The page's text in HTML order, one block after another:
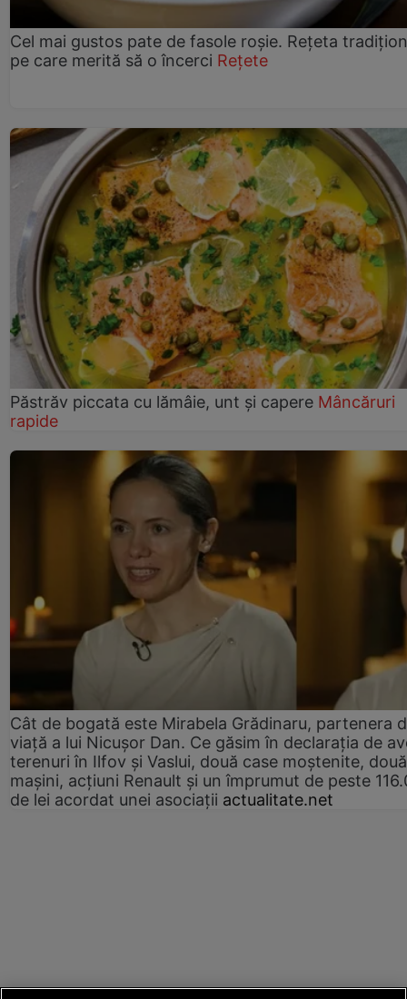
Cel mai gustos pate de fasole roșie. Rețeta
pe care merită să o încerci Rețete
Păstrăv piccata cu lămâie, unt și capere Mâncăruri
rapide
Cât de bogată este Mirabela Grădinaru, partenera
viață a lui Nicușor Dan. Ce găsim în declarația de
terenuri în Ilfov și Vaslui, două case moștenite, două
mașini, acțiuni Renault și un împrumut de peste
de lei acordat unei asociații actualitate.net